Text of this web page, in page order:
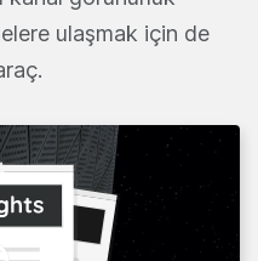
ulaşmak için de